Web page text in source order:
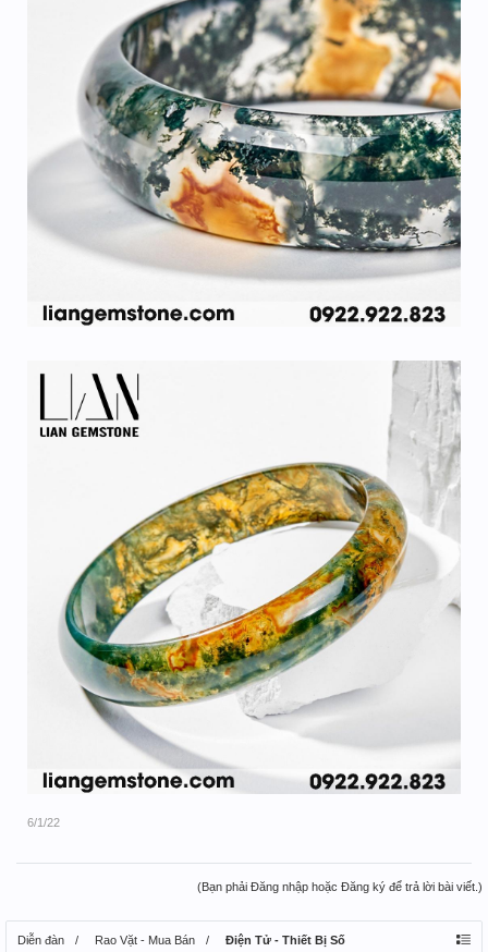
6/1/22
(Bạn phải Đăng nhập hoặc Đăng ký để trả lời bài viết.)
Diễn đàn Rao Vặt - Mua Bán Điện Tử - Thiết Bị Số